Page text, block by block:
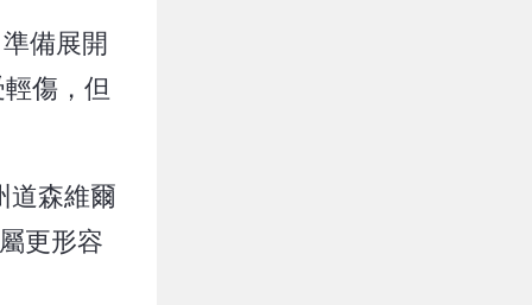
備展開
傷，但
道森維爾
更形容